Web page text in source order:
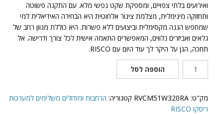
ואירועים בלתי צפויים, ומספקת שקט נפשי מלא. עם התקנה פשוטה
ותחזוקה מינימלית, מצלמת צינור אלחוטית היא הבחירה האידיאלית למי
שמחפש הגנה מקסימלית וביצועים ללא פשרות. היא כוללת מגוון רחב של
גלאים ואביזרים נלווים, המאפשרים התאמה אישית לכל צורך ודרישה. אל
תחכה, הגן על היקר לך עוד היום עם RISCO.
צינור
אלחוטית
הוספה לסל
מק"ט: RVCM51W320RA קטגוריה: הרחבות ומודולים משלימים למערכות
ריסקו RISCO